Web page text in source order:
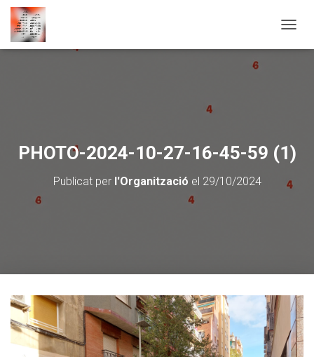
PHOTO-2024-10-27-16-45-59 (1)
Publicat per l'Organització el 29/10/2024